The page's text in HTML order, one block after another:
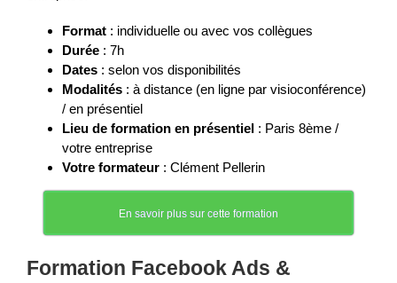
Format : individuelle ou avec vos collègues
Durée : 7h
Dates : selon vos disponibilités
Modalités : à distance (en ligne par visioconférence)
/ en présentiel
Lieu de formation en présentiel : Paris 8ème /
votre entreprise
Votre formateur : Clément Pellerin
En savoir plus sur cette formation
Formation Facebook Ads &